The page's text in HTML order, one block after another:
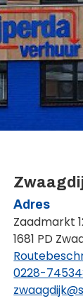
Adres
Zaadmarkt
1681 PD
0228-